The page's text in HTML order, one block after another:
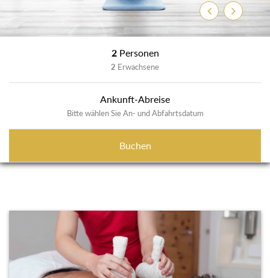
ZurückWeiter
2 Personen
2 Erwachsene
Ankunft-Abreise
Bitte wählen Sie An- und Abfahrtsdatum
Buchen